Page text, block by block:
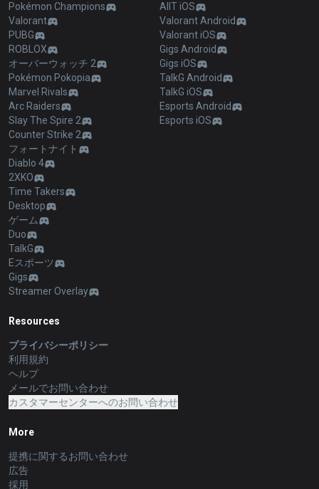
Pokémon Champions
Valorant
PUBG
ROBLOX
オーバーウォッチ 2
Pokémon Pokopia
Marvel Rivals
Arc Raiders
Slay The Spire 2
Counter Strike 2
フォートナイト
Diablo 4
2XKO
Time Takers
Desktop
ゲーム
Duo
TalkG
Eスポーツ
Gigs
Streamer Overlay
AllT iOS
Valorant Android
Valorant iOS
Gigs Android
Gigs iOS
TalkG Android
TalkG iOS
Esports Android
Esports iOS
Resources
プライバシーポリシー
利用規約
ヘルプ
メールでお問い合わせ
カスタマーセンターへのお問い合わせ
More
提携に関するお問い合わせ
広告
採用